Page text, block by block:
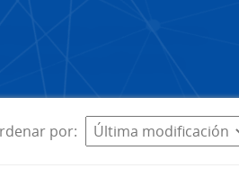
por